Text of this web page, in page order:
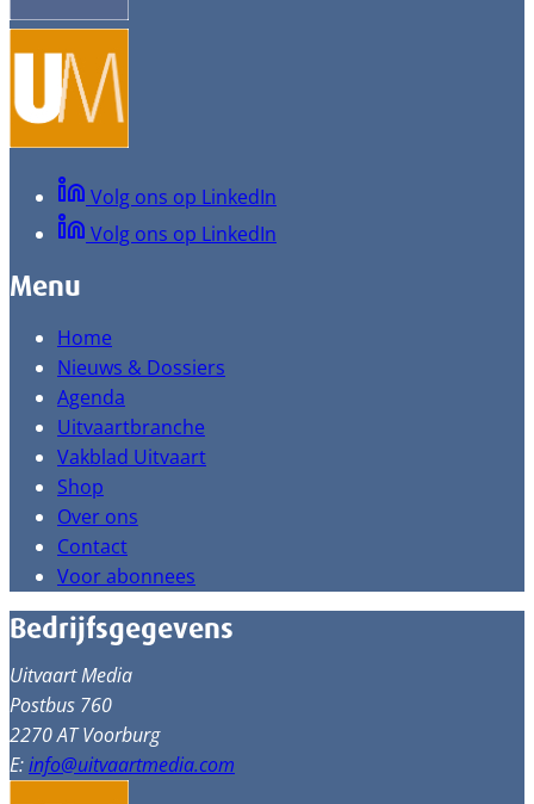
Volg ons op LinkedIn
Volg ons op LinkedIn
Menu
Home
Nieuws & Dossiers
Agenda
Uitvaartbranche
Vakblad Uitvaart
Shop
Over ons
Contact
Voor abonnees
Bedrijfsgegevens
Uitvaart Media
Postbus 760
2270 AT Voorburg
E:info@uitvaartmedia.com